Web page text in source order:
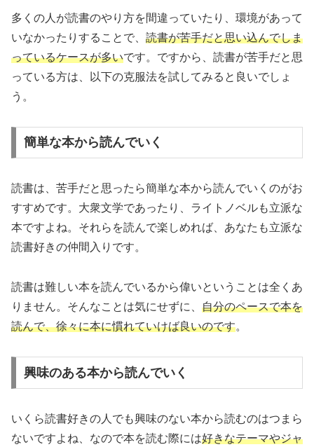
多くの人が読書のやり方を間違っていたり、環境があって
いなかったりすることで、 読書が苦手だと思い込んでしま
っているケースが多いです。ですから、読書が苦手だと思
っている方は、以下の克服法を試してみると良いでしょ
う。
簡単な本から読んでいく
読書は、苦手だと思ったら簡単な本から読んでいくのがお
すすめです。大衆文学であったり、ライトノベルも立派な
本ですよね。それらを読んで楽しめれば、あなたも立派な
読書好きの仲間入りです。
読書は難しい本を読んでいるから偉いということは全くあ
りません。そんなことは気にせずに、 自分のペースで本を
読んで、徐々に本に慣れていけば良いのです。
興味のある本から読んでいく
いくら読書好きの人でも興味のない本から読むのはつまら
ないですよね、なので本を読む際には好きなテーマやジャ